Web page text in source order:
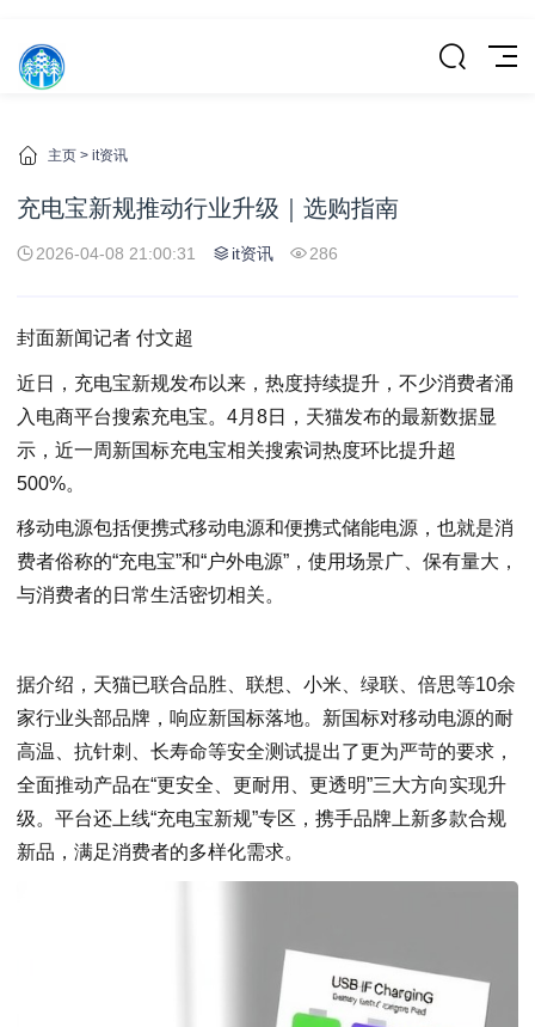
主页 > it资讯
充电宝新规推动行业升级｜选购指南
2026-04-08 21:00:31 it资讯 286
封面新闻记者 付文超
近日，充电宝新规发布以来，热度持续提升，不少消费者涌
入电商平台搜索充电宝。4月8日，天猫发布的最新数据显
示，近一周新国标充电宝相关搜索词热度环比提升超
500%。
移动电源包括便携式移动电源和便携式储能电源，也就是消
费者俗称的“充电宝”和“户外电源”，使用场景广、保有量大，
与消费者的日常生活密切相关。
据介绍，天猫已联合品胜、联想、小米、绿联、倍思等10余
家行业头部品牌，响应新国标落地。新国标对移动电源的耐
高温、抗针刺、长寿命等安全测试提出了更为严苛的要求，
全面推动产品在“更安全、更耐用、更透明”三大方向实现升
级。平台还上线“充电宝新规”专区，携手品牌上新多款合规
新品，满足消费者的多样化需求。